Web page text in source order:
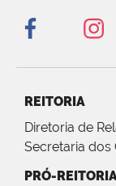
REITORIA
Diretoria de
Secretaria dos
PRÓ-